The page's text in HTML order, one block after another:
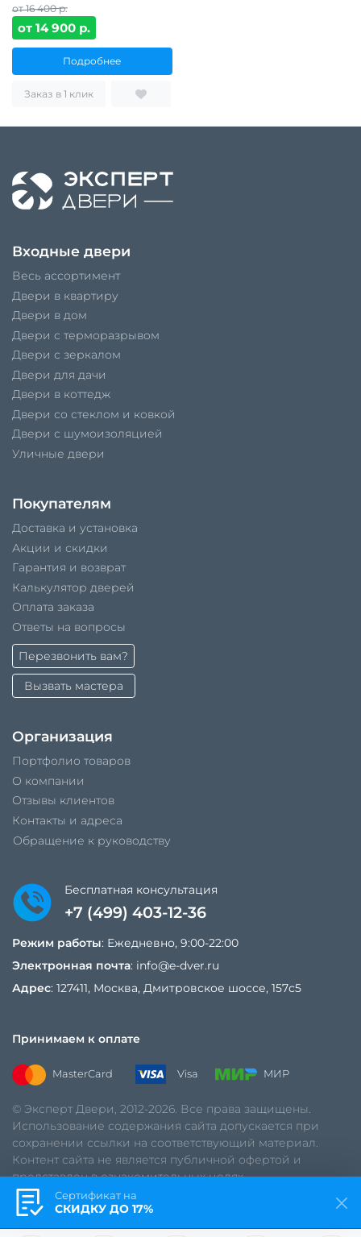
от 16 400 р.
от 14 900 р.
Подробнее
Заказ в 1 клик
Входные двери
Весь ассортимент
Двери в квартиру
Двери в дом
Двери с терморазрывом
Двери с зеркалом
Двери для дачи
Двери в коттедж
Двери со стеклом и ковкой
Двери с шумоизоляцией
Уличные двери
Покупателям
Доставка и установка
Акции и скидки
Гарантия и возврат
Калькулятор дверей
Оплата заказа
Ответы на вопросы
Перезвонить вам?
Вызвать мастера
Организация
Портфолио товаров
О компании
Отзывы клиентов
Контакты и адреса
Обращение к руководству
Бесплатная консультация
+7 (499) 403-12-36
Режим работы: Ежедневно, 9:00-22:00
Электронная почта: info@e-dver.ru
Адрес: 127411, Москва, Дмитровское шоссе, 157с5
Принимаем к оплате
MasterCard Visa МИР
© Эксперт Двери, 2012-2026. Все права защищены.
Использование содержания сайта допускается при
сохранении ссылки на соответствующий материал.
Контент сайта не является публичной офертой и
представлен в ознакомительных целях.
Политика обработки данных
Сертификат на
СКИДКУ ДО 17%